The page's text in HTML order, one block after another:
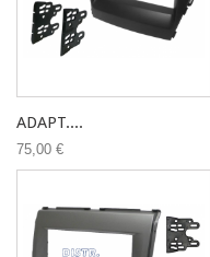
ADAPT....
75,00 €